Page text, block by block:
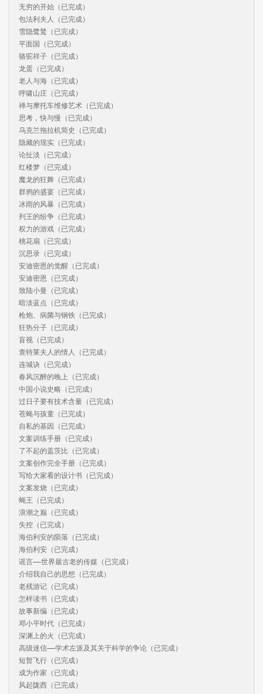
无穷的开始（已完成）
包法利夫人（已完成）
雪隐鹭鸶（已完成）
平面国（已完成）
骆驼祥子（已完成）
龙蛋（已完成）
老人与海（已完成）
呼啸山庄（已完成）
禅与摩托车维修艺术（已完成）
思考，快与慢（已完成）
乌克兰拖拉机简史（已完成）
隐藏的现实（已完成）
论扯淡（已完成）
红楼梦（已完成）
魔龙的狂舞（已完成）
群鸦的盛宴（已完成）
冰雨的风暴（已完成）
列王的纷争（已完成）
权力的游戏（已完成）
桃花扇（已完成）
沉思录（已完成）
安迪密恩的觉醒（已完成）
安迪密恩（已完成）
致陆小曼（已完成）
暗淡蓝点（已完成）
枪炮、病菌与钢铁（已完成）
狂热分子（已完成）
盲视（已完成）
查特莱夫人的情人（已完成）
连城诀（已完成）
春风沉醉的晚上（已完成）
中国小说史略（已完成）
过日子要有技术含量（已完成）
苍蝇与孩童（已完成）
自私的基因（已完成）
文案训练手册（已完成）
了不起的盖茨比（已完成）
文案创作完全手册（已完成）
写给大家看的设计书（已完成）
文案发烧（已完成）
蝇王（已完成）
浪潮之巅（已完成）
失控（已完成）
海伯利安的陨落（已完成）
海伯利安（已完成）
谣言——世界最古老的传媒（已完成）
介绍我自己的思想（已完成）
老残游记（已完成）
怎样读书（已完成）
故事新编（已完成）
邓小平时代（已完成）
深渊上的火（已完成）
高级迷信——学术左派及其关于科学的争论（已完成）
短暂飞行（已完成）
成为作家（已完成）
风起陇西（已完成）